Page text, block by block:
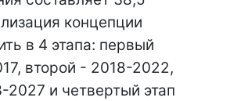
концепции
в 4 этапа: первый
второй - 2018-2022,
и четвертый этап